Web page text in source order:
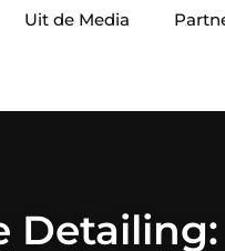
Uit de Media